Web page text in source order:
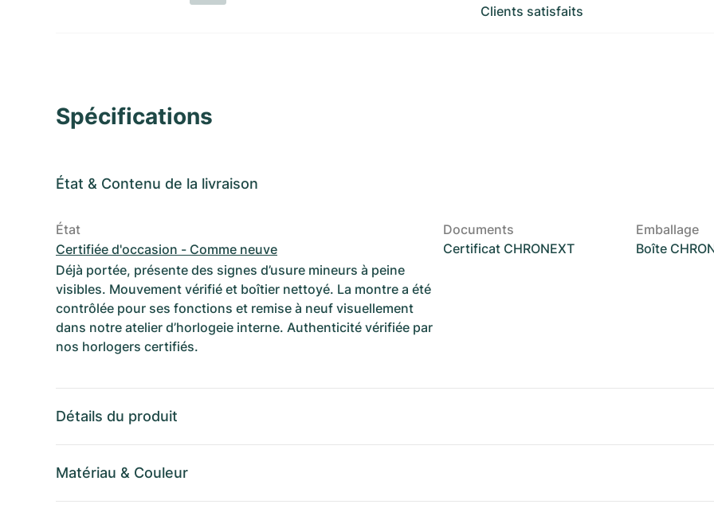
Clients satisfaits
Spécifications
État & Contenu de la livraison
État
Certifiée d'occasion - Comme neuve
Déjà portée, présente des signes d’usure mineurs à peine
visibles. Mouvement vérifié et boîtier nettoyé. La montre a été
contrôlée pour ses fonctions et remise à neuf visuellement
dans notre atelier d’horlogeie interne. Authenticité vérifiée par
nos horlogers certifiés.
Documents
Certificat CHRONEXT
Emballage
Boîte
Détails du produit
Matériau & Couleur